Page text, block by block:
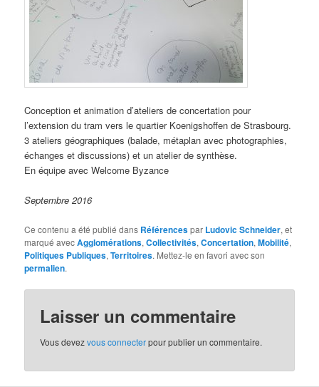
Conception et animation d’ateliers de concertation pour
l’extension du tram vers le quartier Koenigshoffen de Strasbourg.
3 ateliers géographiques (balade, métaplan avec photographies,
échanges et discussions) et un atelier de synthèse.
En équipe avec Welcome Byzance
Septembre 2016
Ce contenu a été publié dans Référencespar Ludovic Schneider, et
marqué avecAgglomérations,Collectivités,Concertation,Mobilité,
Politiques Publiques,Territoires. Mettez-le en favori avec son
permalien.
Laisser un commentaire
Vous devezvous connecterpour publier un commentaire.